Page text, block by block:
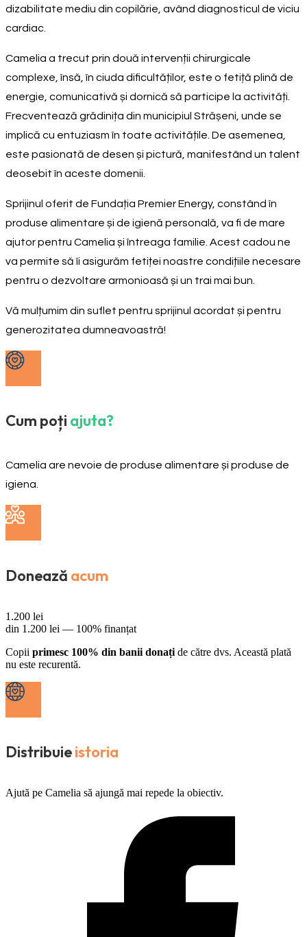
dizabilitate mediu din copilărie, având diagnosticul de viciu
cardiac.
Camelia a trecut prin două intervenții chirurgicale
complexe, însă, în ciuda dificultăților, este o fetiță plină de
energie, comunicativă și dornică să participe la activități.
Frecventează grădinița din municipiul Strășeni, unde se
implică cu entuziasm în toate activitățile. De asemenea,
este pasionată de desen și pictură, manifestând un talent
deosebit în aceste domenii.
Sprijinul oferit de Fundația Premier Energy, constând în
produse alimentare și de igienă personală, va fi de mare
ajutor pentru Camelia și întreaga familie. Acest cadou ne
va permite să îi asigurăm fetiței noastre condițiile necesare
pentru o dezvoltare armonioasă și un trai mai bun.
Vă mulțumim din suflet pentru sprijinul acordat și pentru
generozitatea dumneavoastră!
Cum poți ajuta?
Camelia are nevoie de produse alimentare și produse de
igiena.
Donează acum
1.200 lei
din 1.200 lei — 100% finanțat
Copii primesc 100% din banii donați de către dvs. Această plată
nu este recurentă.
Distribuieistoria
Ajută pe Camelia să ajungă mai repede la obiectiv.